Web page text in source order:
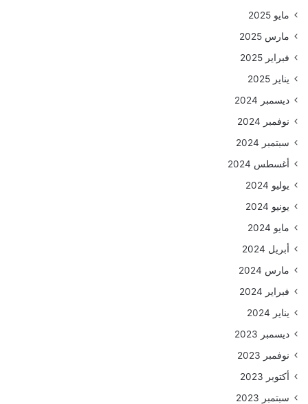
مايو 2025
مارس 2025
فبراير 2025
يناير 2025
ديسمبر 2024
نوفمبر 2024
سبتمبر 2024
أغسطس 2024
يوليو 2024
يونيو 2024
مايو 2024
أبريل 2024
مارس 2024
فبراير 2024
يناير 2024
ديسمبر 2023
نوفمبر 2023
أكتوبر 2023
سبتمبر 2023